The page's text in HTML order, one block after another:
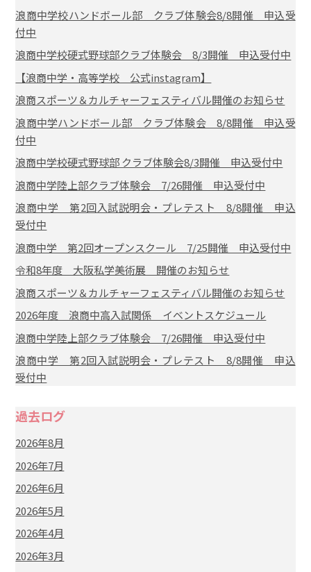
浪商中学校ハンドボール部 クラブ体験会8/8開催 申込受
付中
浪商中学校硬式野球部クラブ体験会 8/3開催 申込受付中
【浪商中学・高等学校 公式instagram】
浪商スポーツ＆カルチャーフェスティバル開催のお知らせ
浪商中学ハンドボール部 クラブ体験会 8/8開催 申込受
付中
浪商中学校硬式野球部 クラブ体験会8/3開催 申込受付中
浪商中学陸上部クラブ体験会 7/26開催 申込受付中
浪商中学 第2回入試説明会・プレテスト 8/8開催 申込
受付中
浪商中学 第2回オープンスクール 7/25開催 申込受付中
令和8年度 大阪私学美術展 開催のお知らせ
浪商スポーツ＆カルチャーフェスティバル開催のお知らせ
2026年度 浪商中高入試関係 イベントスケジュール
浪商中学陸上部クラブ体験会 7/26開催 申込受付中
浪商中学 第2回入試説明会・プレテスト 8/8開催 申込
受付中
過去ログ
2026年8月
2026年7月
2026年6月
2026年5月
2026年4月
2026年3月